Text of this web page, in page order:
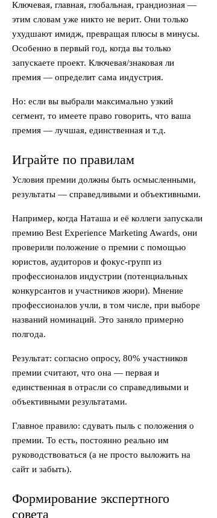
Ключевая, главная, глобальная, грандиозная —
этим словам уже никто не верит. Они только
ухудшают имидж, превращая плюсы в минусы.
Особенно в первый год, когда вы только
запускаете проект. Ключевая/знаковая ли
премия — определит сама индустрия.
Но: если вы выбрали максимально узкий
сегмент, то имеете право говорить, что ваша
премия — лучшая, единственная и т.д.
Играйте по правилам
Условия премии должны быть осмысленными,
результаты — справедливыми и объективными.
Например, когда Наташа и её коллеги запускали
премию Best Experience Marketing Awards, они
проверили положение о премии с помощью
юристов, аудиторов и фокус-групп из
профессионалов индустрии (потенциальных
конкурсантов и участников жюри). Мнение
профессионалов учли, в том числе, при выборе
названий номинаций. Это заняло примерно
полгода.
Результат: согласно опросу, 80% участников
премии считают, что она — первая и
единственная в отрасли со справедливыми и
объективными результатами.
Главное правило: сдувать пыль с положения о
премии. То есть, постоянно реально им
руководствоваться (а не просто выложить на
сайт и забыть).
Формирование экспертного
совета